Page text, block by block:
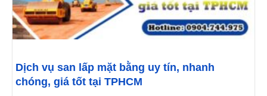
Dịch vụ san lấp mặt bằng uy tín, nhanh
chóng, giá tốt tại TPHCM